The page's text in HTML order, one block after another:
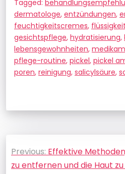
Tagged:
dermatologe, entzündungen,
feuchtigkeitscremes,
gesichtspflege, hydratisierung,
lebensgewohnheiten,
pflege-routine, pickel, pickel
poren, reinigung, salicylsäure,
Previous: Effektive
zu entfernen und die Haut